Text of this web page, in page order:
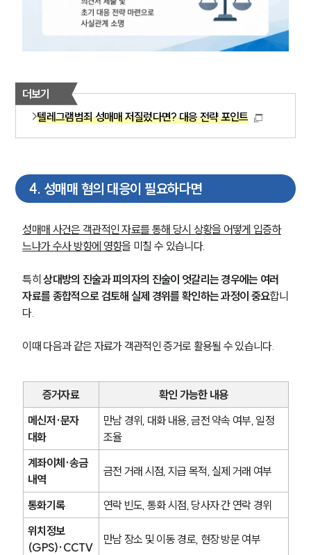
더보기
텔레그램범죄 성매매 저질렀다면? 대응 전략 포인트
4. 성매매 혐의 대응이 필요하다면
성매매 사건은 객관적인 자료를 통해 당시 상황을 어떻게 입증하
느냐가 수사 방향에 영향을 미칠 수 있습니다.
특히 상대방의 진술과 피의자의 진술이 엇갈리는 경우에는 여러
자료를 종합적으로 검토해 실제 경위를 확인하는 과정이 중요합니
다.
이때 다음과 같은 자료가 객관적인 증거로 활용될 수 있습니다.
증거자료
확인 가능한 내용
메신저·문자
대화
만남 경위, 대화 내용, 금전 약속 여부, 일정
조율
계좌이체·송금
내역
금전 거래 시점, 지급 목적, 실제 거래 여부
통화기록
연락 빈도, 통화 시점, 당사자 간 연락 경위
위치정보
(GPS)·CCTV
만남 장소 및 이동 경로, 현장 방문 여부